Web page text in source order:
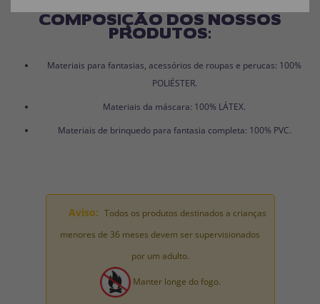
COMPOSIÇÃO DOS NOSSOS
PRODUTOS:
Materiais para fantasias, acessórios de roupas e perucas: 100%
POLIÉSTER.
Materiais da máscara: 100% LÁTEX.
Materiais de brinquedo para fantasia completa: 100% PVC.
Aviso: Todos os produtos destinados a crianças
menores de 36 meses devem ser supervisionados
por um adulto.
Manter longe do fogo.